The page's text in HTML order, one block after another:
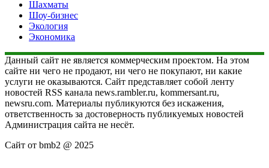
Шахматы
Шоу-бизнес
Экология
Экономика
Данный сайт не является коммерческим проектом. На этом
сайте ни чего не продают, ни чего не покупают, ни какие
услуги не оказываются. Сайт представляет собой ленту
новостей RSS канала news.rambler.ru, kommersant.ru,
newsru.com. Материалы публикуются без искажения,
ответственность за достоверность публикуемых новостей
Администрация сайта не несёт.
Сайт от bmb2 @ 2025